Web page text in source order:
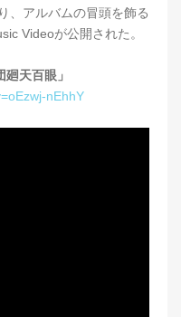
、アルバムの冒頭を飾る
Videoが公開された。
天百眼」
nEhhY